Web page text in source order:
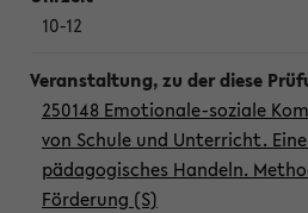
10-12
250148 Emotionale-soziale
von Schule und Unterricht.
pädagogisches Handeln.
Förderung (S)